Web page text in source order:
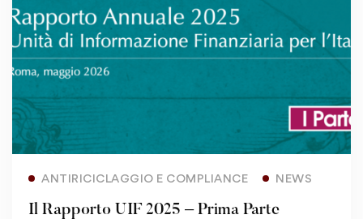
ANTIRICICLAGGIO E COMPLIANCE NEWS
Il Rapporto UIF 2025 – Prima Parte